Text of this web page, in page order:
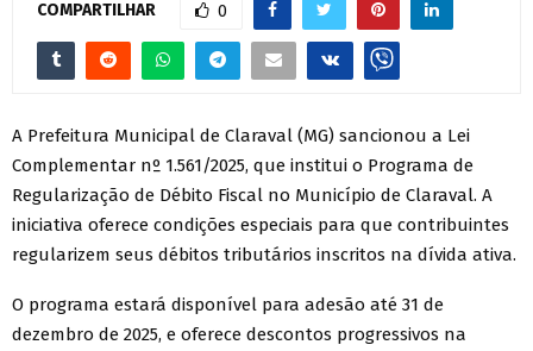
COMPARTILHAR 0
A Prefeitura Municipal de Claraval (MG) sancionou a Lei
Complementar nº 1.561/2025, que institui o Programa de
Regularização de Débito Fiscal no Município de Claraval. A
iniciativa oferece condições especiais para que contribuintes
regularizem seus débitos tributários inscritos na dívida ativa.
O programa estará disponível para adesão até 31 de
dezembro de 2025, e oferece descontos progressivos na